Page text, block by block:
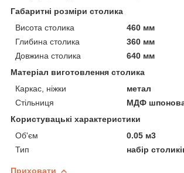
Габаритні розміри столика
Висота столика
460 мм
Глибина столика
360 мм
Довжина столика
640 мм
Матеріал виготовлення столика
Каркас, ніжки
метал
Стільниця
МДФ
Користувацькі характеристики
Об'єм
0.05 м3
Тип
набір
Приховати